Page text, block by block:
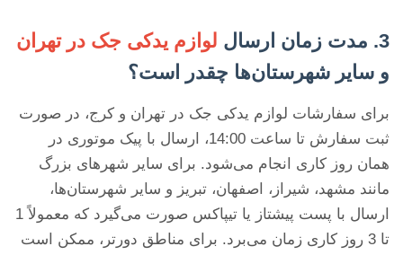
3. مدت زمان ارسال
لوازم یدکی جک در تهران
و سایر شهرستان‌ها چقدر است؟
برای سفارشات لوازم یدکی جک در تهران و کرج، در صورت
ثبت سفارش تا ساعت 14:00، ارسال با پیک موتوری در
همان روز کاری انجام می‌شود. برای سایر شهرهای بزرگ
مانند مشهد، شیراز، اصفهان، تبریز و سایر شهرستان‌ها،
ارسال با پست پیشتاز یا تیپاکس صورت می‌گیرد که معمولاً 1
تا 3 روز کاری زمان می‌برد. برای مناطق دورتر، ممکن است